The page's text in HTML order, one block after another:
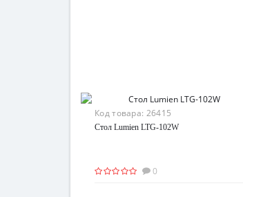
Код товара: 26415
Стол Lumien LTG-102W
0